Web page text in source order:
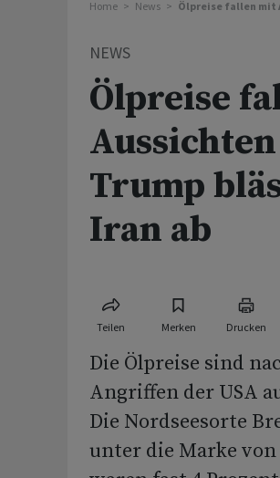
Home News Ölpreise fallen mit
NEWS
Ölpreise
Trump
Iran ab
Teilen Merken Drucken
Die Ölpreise sind
Angriffen der USA
Die Nordseesorte
unter die Marke von